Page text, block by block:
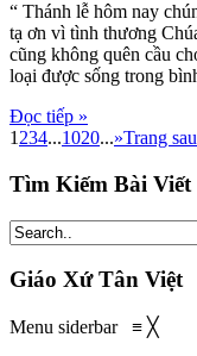
“ Thánh lễ hôm nay
tạ ơn vì tình thương
cũng không quên cầu
loại được sống trong
Đọc tiếp »
1 234...1020...»Trang
Tìm Kiếm Bài Viết
Giáo Xứ Tân Việt
Menu siderbar ≡ ╳